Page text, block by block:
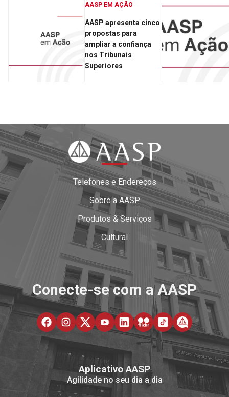
AASP EM AÇÃO
AASP apresenta cinco
propostas para
ampliar a confiança
nos Tribunais
Superiores
Telefones e Endereços
Sobre a AASP
Produtos & Serviços
Cultural
Conecte-se com a AASP
Aplicativo AASP
Agilidade no seu dia a dia